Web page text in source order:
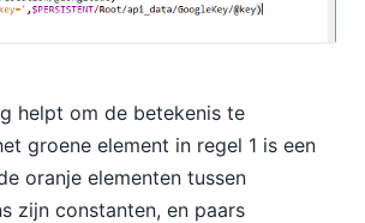
helpt om de betekenis te
groene element in regel 1 is een
oranje elementen tussen
zijn constanten, en paars